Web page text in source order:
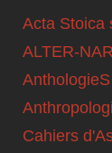
Acta Stoica
ALTER-
AnthologieS
Cahiers